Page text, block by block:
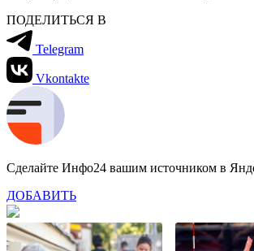
ПОДЕЛИТЬСЯ В
Telegram
Vkontakte
Сделайте Инфо24 вашим источником в
ДОБАВИТЬ